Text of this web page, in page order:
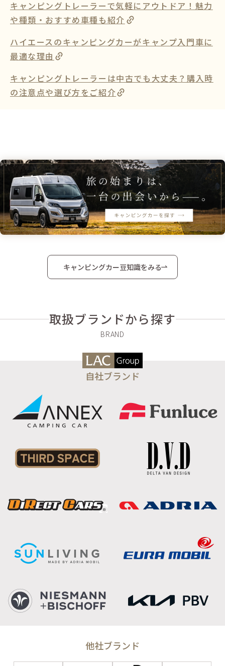
キャンピングトレーラーで気軽にアウトドア！魅力
や種類・おすすめ車種も紹介
ハイエースのキャンピングカーがキャンプ入門車に
最適な理由
キャンピングトレーラーは中古でも大丈夫？購入時
の注意点や選び方をご紹介
キャンピングカー豆知識をみる
取扱ブランドから探す
自社ブランド
他社ブランド